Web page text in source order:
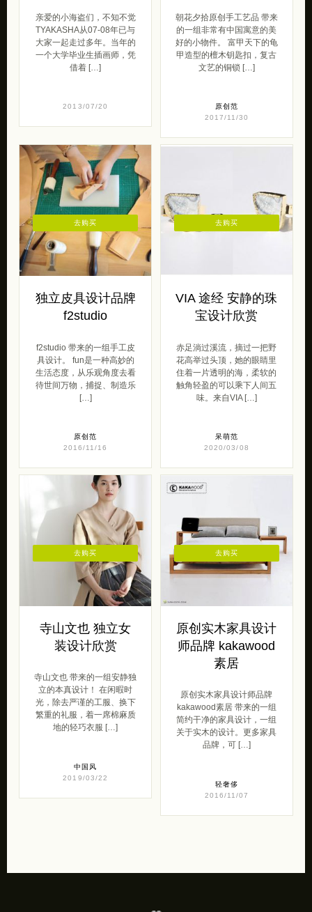
亲爱的小海盗们，不知不觉
TYAKASHA从07-08年已与
大家一起走过多年。当年的
一个大学毕业生插画师，凭
借着 […]
2013/07/20
朝花夕拾原创手工艺品 带来
的一组非常有中国寓意的美
好的小物件。 富甲天下的龟
甲造型的檀木钥匙扣，复古
文艺的铜锁 […]
原创范
2017/11/30
独立皮具设计品牌
f2studio
f2studio 带来的一组手工皮
具设计。 fun是一种高妙的
生活态度，从乐观角度去看
待世间万物，捕捉、制造乐
[…]
原创范
2016/11/16
去购买
VIA 途经 安静的珠
宝设计欣赏
赤足淌过溪流，摘过一把野
花高举过头顶，她的眼睛里
住着一片透明的海，柔软的
触角轻盈的可以乘下人间五
味。来自VIA […]
呆萌范
2020/03/08
去购买
寺山文也 独立女
装设计欣赏
寺山文也 带来的一组安静独
立的本真设计！ 在闲暇时
光，除去严谨的工服、换下
繁重的礼服，着一席棉麻质
地的轻巧衣服 […]
中国风
2019/03/22
去购买
原创实木家具设计
师品牌 kakawood
素居
原创实木家具设计师品牌
kakawood素居 带来的一组
简约干净的家具设计，一组
关于实木的设计。更多家具
品牌，可 […]
轻奢侈
2016/11/07
去购买